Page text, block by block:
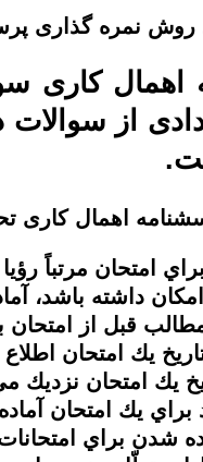
روش نمره گذاری
از
اهمال کاری